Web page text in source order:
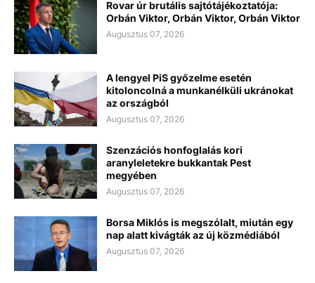
Rovar úr brutális sajtótájékoztatója:
Orbán Viktor, Orbán Viktor, Orbán Viktor
Augusztus 07, 2026
A lengyel PiS győzelme esetén
kitoloncolná a munkanélküli ukránokat
az országból
Augusztus 07, 2026
Szenzációs honfoglalás kori
aranyleletekre bukkantak Pest
megyében
Augusztus 07, 2026
Borsa Miklós is megszólalt, miután egy
nap alatt kivágták az új közmédiából
Augusztus 07, 2026